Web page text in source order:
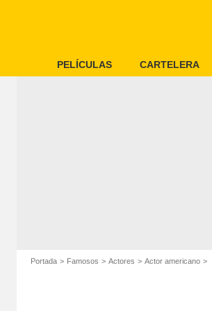
PELÍCULAS CARTELERA
Portada Famosos Actores Actor americano